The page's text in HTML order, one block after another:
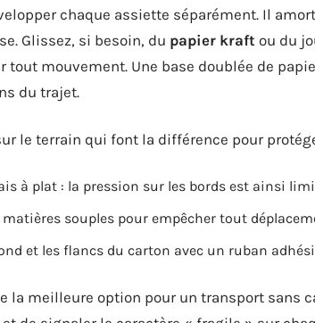
chaque assiette séparément. Il
Glissez, si besoin, du papier kraft ou du
tout mouvement. Une base doublée de
du trajet.
le terrain qui font la différence pour
à plat : la pression sur les bords est ainsi
souples pour empêcher tout
et les flancs du carton avec un ruban
la meilleure option pour un transport sans